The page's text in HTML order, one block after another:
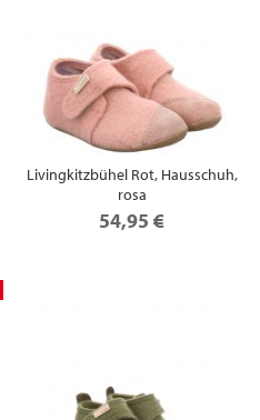
Livingkitzbühel Rot, Hausschuh,
rosa
54,95 €